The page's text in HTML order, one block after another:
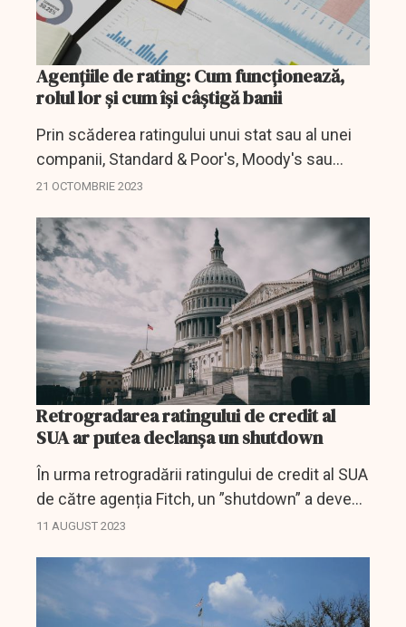
Agențiile de rating: Cum funcționează,
rolul lor și cum își câștigă banii
Prin scăderea ratingului unui stat sau al unei
companii, Standard & Poor's, Moody's sau
Fitch înrăutățesc adesea situația acestora pe
21 OCTOMBRIE 2023
Retrogradarea ratingului de credit al
SUA ar putea declanșa un shutdown
În urma retrogradării ratingului de credit al SUA
de către agenția Fitch, un ”shutdown” a devenit
și mai probabil, avertizează gigantul american
11 AUGUST 2023